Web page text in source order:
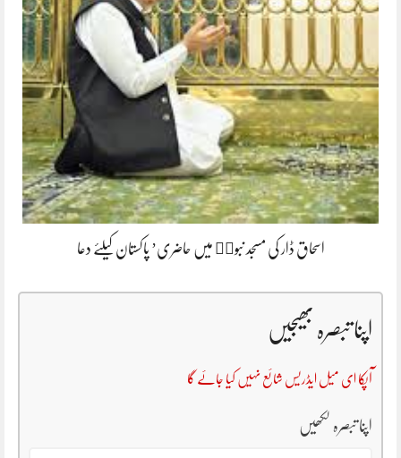
اسحاق ڈار کی مسجد نبویۖ میں حاضری’ پاکستان کیلئے دعا
اپنا تبصرہ بھیجیں
آپکا ای میل ایڈریس شائع نہیں کیا جائے گا
اپنا تبصرہ لکھیں